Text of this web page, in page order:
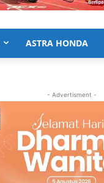
ASTRA HONDA
- Advertisment -